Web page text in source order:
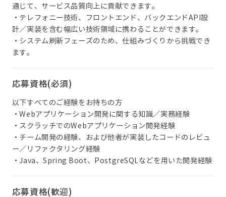
通じて、サービス品質向上に貢献できます。
・テレフォニー技術、フロントエンド、バックエンドAPI設
計／実装を含む幅広い技術領域に携わることができます。
・システム刷新フェーズのため、仕組みづくりから挑戦でき
ます。
応募資格(必須)
以下すべてのご経験をお持ちの方
・Webアプリケーション開発に関する知識／実務経験
・スクラッチでのWebアプリケーション開発経験
・チーム開発の経験、および他者が実装したコードのレビュ
ー／リファクタリング経験
・Java、Spring Boot、PostgreSQLなどを用いた開発経験
応募資格(歓迎)